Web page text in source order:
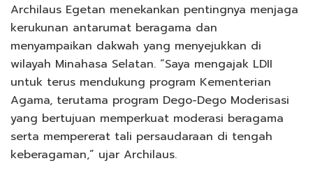
Archilaus Egetan menekankan pentingnya menjaga
kerukunan antarumat beragama dan
menyampaikan dakwah yang menyejukkan di
wilayah Minahasa Selatan. “Saya mengajak LDII
untuk terus mendukung program Kementerian
Agama, terutama program Dego-Dego Moderisasi
yang bertujuan memperkuat moderasi beragama
serta mempererat tali persaudaraan di tengah
keberagaman,” ujar Archilaus.